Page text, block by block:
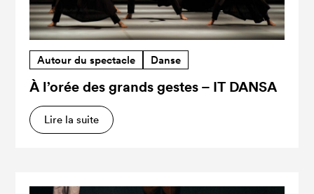
Autour du spectacle Danse
À l’orée des grands gestes – IT DANSA
Lire la suite